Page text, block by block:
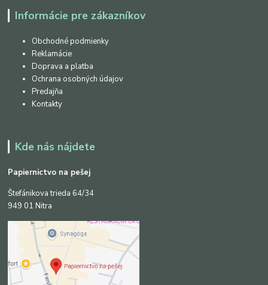
Informácie pre zákazníkov
Obchodné podmienky
Reklamácie
Doprava a platba
Ochrana osobných údajov
Predajňa
Kontakty
Kde nás nájdete
Papiernictvo na pešej
Štefánikova trieda 64/34
949 01 Nitra